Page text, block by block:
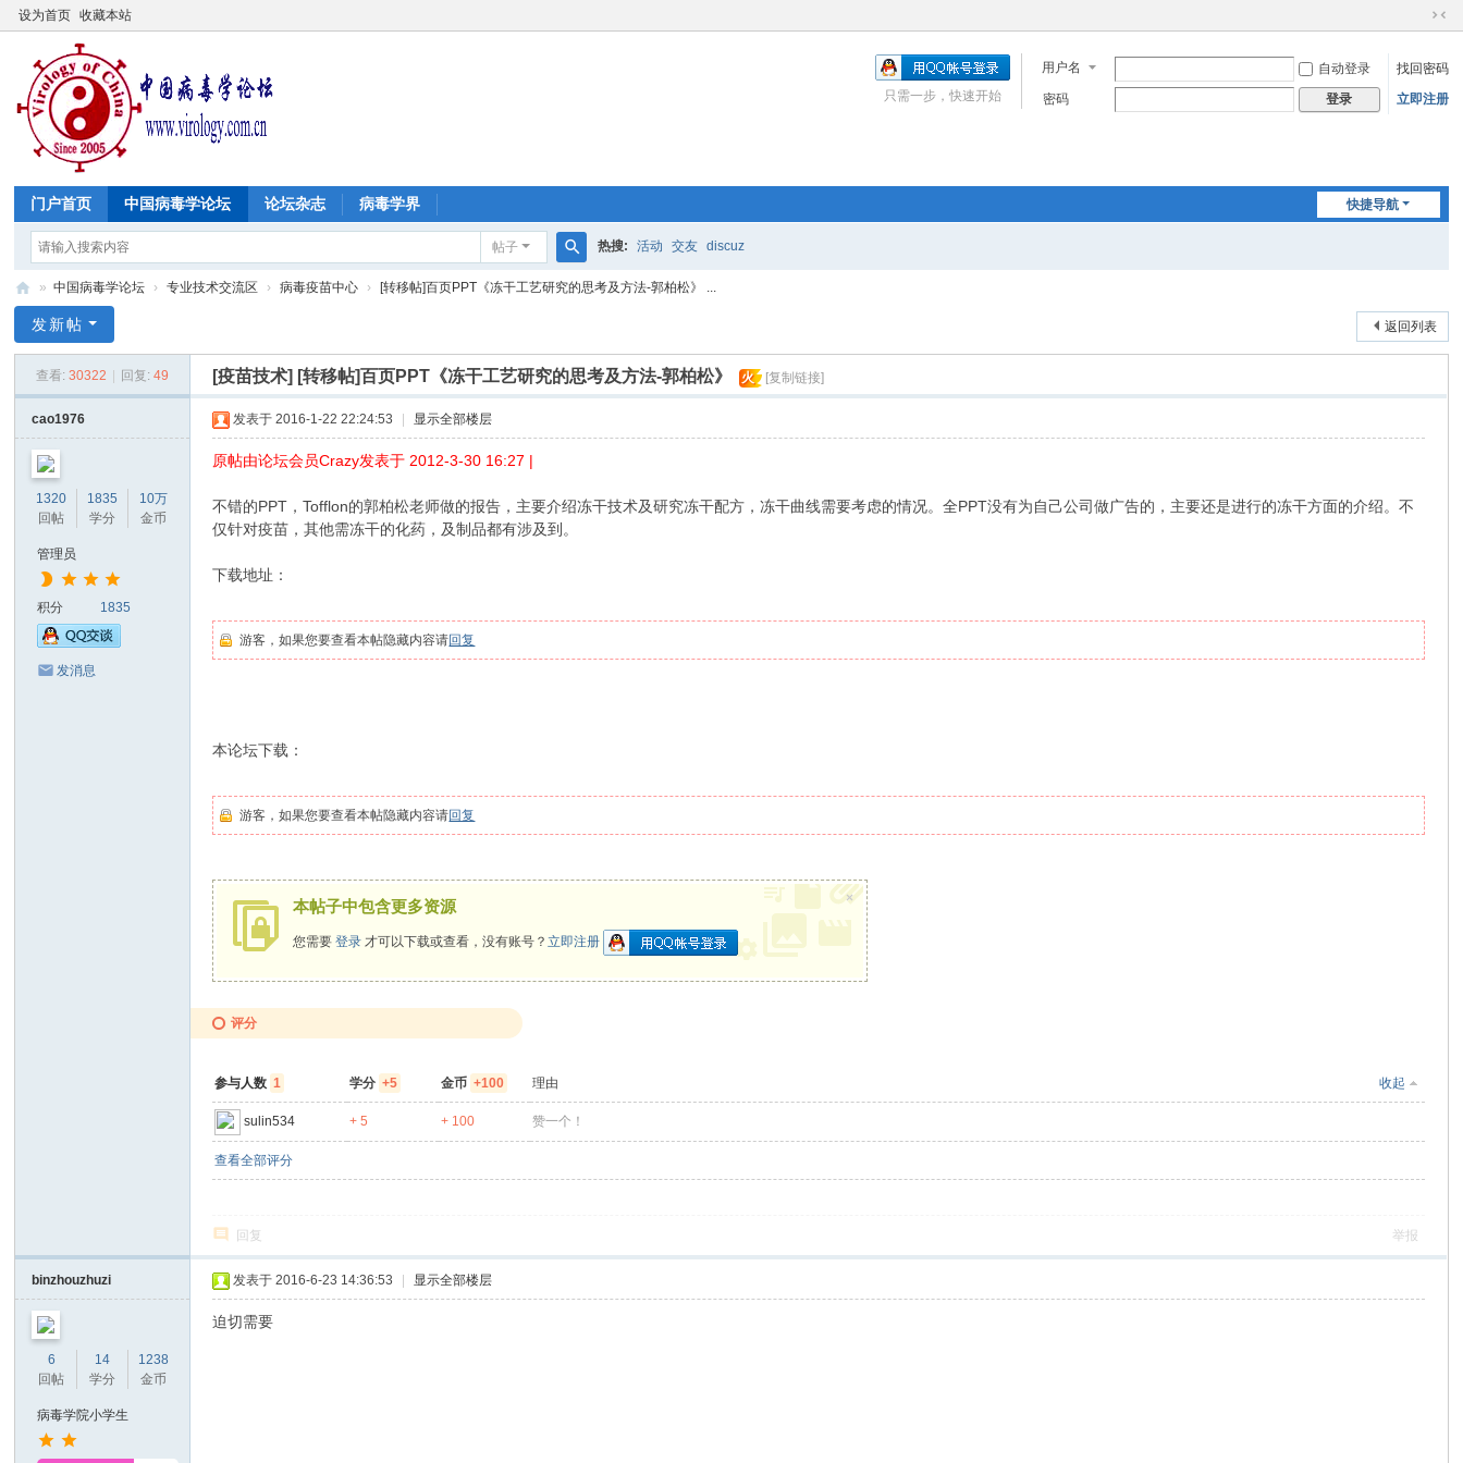
设为首页 收藏本站
切
到
窄
用户名 自动登录
找回密码
密码
登录 立即注册
只需一步，快速开始
快捷导航
门户首页 中国病毒学论坛 论坛杂志 病毒学界
帖子
搜
热搜: 活动 交友 discuz
国
论
» 中国病毒学论坛 › 专业技术交流区 › 病毒疫苗中心 › [转移帖]百页PPT《冻干工艺研究的思考及方法-郭柏松》 ...
返回列表
发新帖
查看: 30322 回复: 49 [疫苗技术] [转移帖]百页PPT《冻干工艺研究的思考及方法-郭柏松》 火 [复制链接]
cao1976
1320
回帖
1835
学分
10万
金币
管理员
积分 1835
发消息
发表于 2016-1-22 22:24:53 显示全部楼层
原帖由论坛会员Crazy发表于 2012-3-30 16:27 |
不错的PPT，Tofflon的郭柏松老师做的报告，主要介绍冻干技术及研究冻干配方，冻干曲线需要考虑的情况。全PPT没有为自己公司做广告的，主要还是进行的冻干方面的介绍。不
仅针对疫苗，其他需冻干的化药，及制品都有涉及到。
下载地址：
游客，如果您要查看本帖隐藏内容请回复
本论坛下载：
游客，如果您要查看本帖隐藏内容请回复
本帖子中包含更多资源
您需要登录 才可以下载或查看，没有账号？立即注册
×
评分
参与人数 1 学分 +5 金币 +100 收起
理由
sulin534 + 5 + 100 赞一个！
查看全部评分
回复 举报
binzhouzhuzi
6
回帖
14
学分
1238
金币
病毒学院小学生
发表于 2016-6-23 14:36:53 显示全部楼层
迫切需要